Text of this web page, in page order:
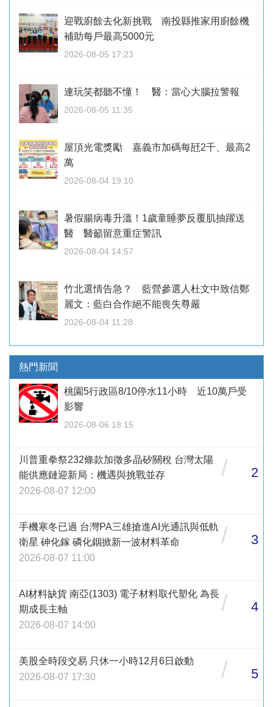
迎戰廚餘去化新挑戰 南投縣推家用廚餘機
補助每戶最高5000元
2026-08-05 17:23
連玩笑都聽不懂！ 醫：當心大腦拉警報
2026-08-05 11:35
屋頂光電獎勵 嘉義市加碼每瓩2千、最高2
萬
2026-08-04 19:10
暑假腸病毒升溫！1歲童睡夢反覆肌抽躍送
醫 醫籲留意重症警訊
2026-08-04 14:57
竹北選情告急？ 藍營參選人杜文中致信鄭
麗文：藍白合作絕不能喪失尊嚴
2026-08-04 11:28
熱門新聞
桃園5行政區8/10停水11小時 近10萬戶受
影響
2026-08-06 18:15
川普重拳祭232條款加徵多晶矽關稅 台灣太陽
能供應鏈迎新局：機遇與挑戰並存
2026-08-07 12:00
/ 2
手機寒冬已過 台灣PA三雄搶進AI光通訊與低軌
衛星 砷化鎵 磷化銦掀新一波材料革命
2026-08-07 11:00
/ 3
AI材料缺貨 南亞(1303) 電子材料取代塑化 為長
期成長主軸
2026-08-07 14:00
/ 4
美股全時段交易 只休一小時12月6日啟動
2026-08-07 17:30
/ 5